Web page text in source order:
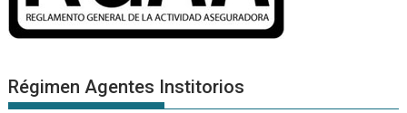
Régimen Agentes Institorios